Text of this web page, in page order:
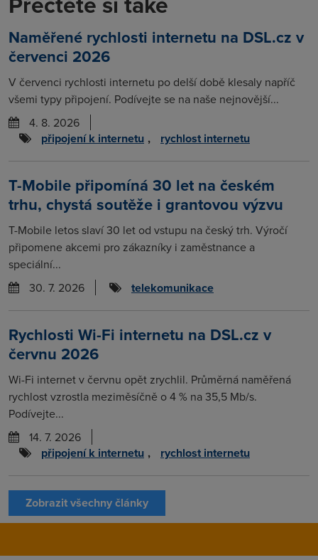
Naměřené rychlosti internetu na DSL.cz v
červenci 2026
V červenci rychlosti internetu po delší době klesaly napříč
všemi typy připojení. Podívejte se na naše nejnovější...
4. 8. 2026
připojení k internetu , rychlost internetu
T-Mobile připomíná 30 let na českém
trhu, chystá soutěže i grantovou výzvu
T-Mobile letos slaví 30 let od vstupu na český trh. Výročí
připomene akcemi pro zákazníky i zaměstnance a
speciální...
30. 7. 2026
telekomunikace
Rychlosti Wi-Fi internetu na DSL.cz v
červnu 2026
Wi-Fi internet v červnu opět zrychlil. Průměrná naměřená
rychlost vzrostla meziměsíčně o 4 % na 35,5 Mb/s.
Podívejte...
14. 7. 2026
připojení k internetu , rychlost internetu
Zobrazit všechny články